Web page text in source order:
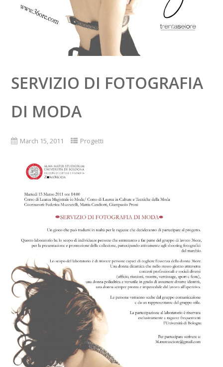
SERVIZIO DI FOTOGRAFIA
DI MODA
March 15, 2011 Progetti